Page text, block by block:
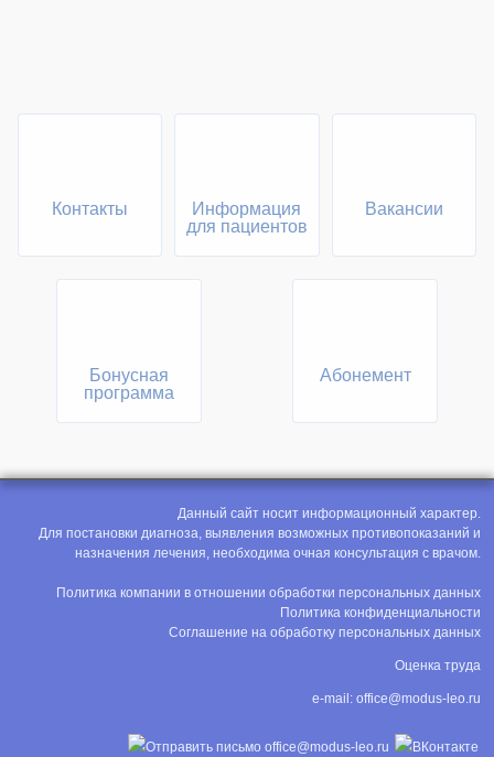
Контакты
Информация
для пациентов
Вакансии
Бонусная
программа
Абонемент
Данный сайт носит информационный характер.
Для постановки диагноза, выявления возможных противопоказаний и
назначения лечения, необходима очная консультация с врачом.
Политика компании в отношении обработки персональных данных
Политика конфиденциальности
Соглашение на обработку персональных данных
Оценка труда
e-mail: office@modus-leo.ru